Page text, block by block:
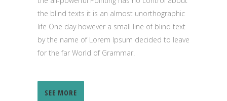
the blind texts it is an almost unorthographic
life One day however a small line of blind text
by the name of Lorem Ipsum decided to leave
for the far World of Grammar.
SEE MORE